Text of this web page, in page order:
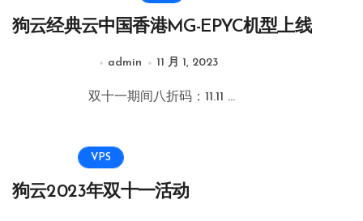
狗云经典云中国香港MG-EPYC机型上线
admin 11 月 1, 2023
双十一期间八折码：11.11 ...
VPS
狗云2023年双十一活动